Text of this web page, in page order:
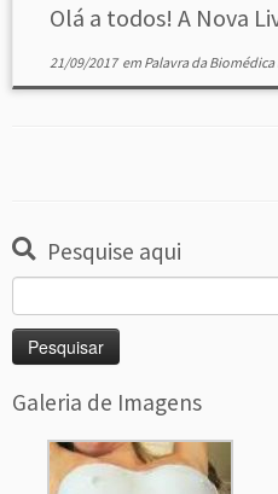
Olá a todos! A Nova
21/09/2017em Palavra da Biomédica
Pesquise aqui
por:
Galeria de Imagens